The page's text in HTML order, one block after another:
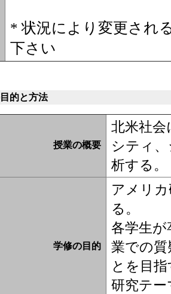
* 状況により変更され
下さい
的と方法
授業の概要
北米社
シティ
析する。
学修の目的
アメリ
る。
各学生
業での
とを目
研究テー